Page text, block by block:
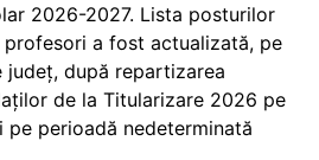
2026-2027. Lista posturilor
profesori a fost actualizată, pe
județ, după repartizarea
de la Titularizare 2026 pe
pe perioadă nedeterminată